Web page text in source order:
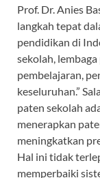
Prof. Dr. Anies
langkah tepat
pendidikan di
sekolah,
pembelajaran,
keseluruhan.”
paten sekolah
menerapkan
meningkatkan
Hal ini tidak
memperbaiki